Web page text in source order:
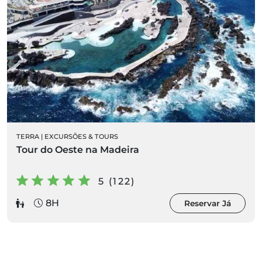
TERRA | EXCURSÕES & TOURS
Tour do Oeste na Madeira
5 (122)
8H
Reservar Já